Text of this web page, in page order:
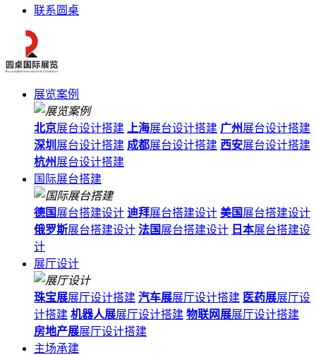
联系圆桌
展览案例
北京展台设计搭建 上海展台设计搭建 广州展台设计搭建
深圳 展台设计搭建 成都展台设计搭建 西安展台设计搭建
杭州展台设计搭建
国际展台搭建
德国 展台搭建设计 迪拜展台搭建设计 美国 展台搭建设计
俄罗斯展台搭建设计 法国 展台搭建设计 日本展台搭建设
计
展厅设计
珠宝展展厅设计搭建 汽车展展厅设计搭建 医药展展厅设
计搭建 机器人展展厅设计搭建 物联网展展厅设计搭建
房地产展展厅设计搭建
主场承建